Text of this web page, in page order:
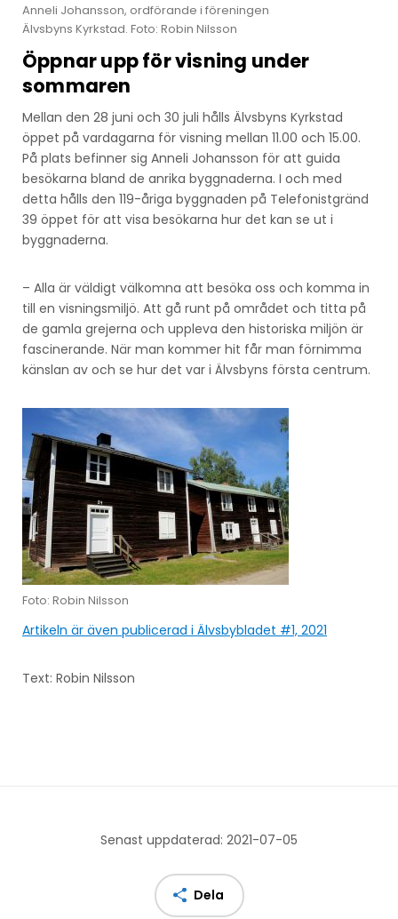
Anneli Johansson, ordförande i föreningen
Älvsbyns Kyrkstad. Foto: Robin Nilsson
Öppnar upp för visning under
sommaren
Mellan den 28 juni och 30 juli hålls Älvsbyns Kyrkstad
öppet på vardagarna för visning mellan 11.00 och 15.00.
På plats befinner sig Anneli Johansson för att guida
besökarna bland de anrika byggnaderna. I och med
detta hålls den 119-åriga byggnaden på Telefonistgränd
39 öppet för att visa besökarna hur det kan se ut i
byggnaderna.
– Alla är väldigt välkomna att besöka oss och komma in
till en visningsmiljö. Att gå runt på området och titta på
de gamla grejerna och uppleva den historiska miljön är
fascinerande. När man kommer hit får man förnimma
känslan av och se hur det var i Älvsbyns första centrum.
Foto: Robin Nilsson
Artikeln är även publicerad i Älvsbybladet #1, 2021
Text: Robin Nilsson
Senast uppdaterad: 2021-07-05
Dela